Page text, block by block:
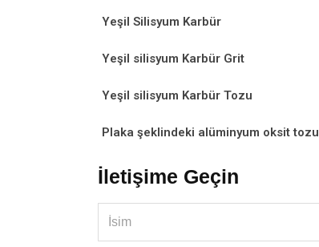
Yeşil Silisyum Karbür
Yeşil silisyum Karbür Grit
Yeşil silisyum Karbür Tozu
Plaka şeklindeki alüminyum oksit tozu
İletişime Geçin